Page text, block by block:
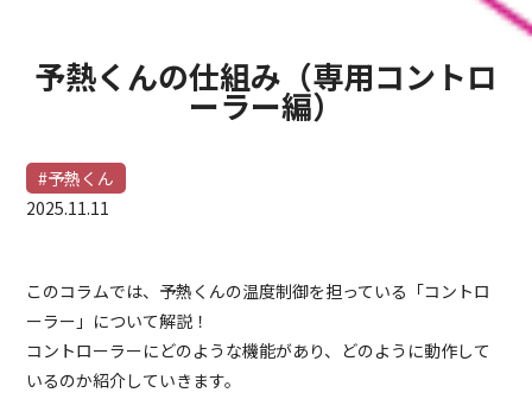
予熱くんの仕組み（専用コントロ
ーラー編）
#予熱くん
2025.11.11
このコラムでは、予熱くんの温度制御を担っている「コントロ
ーラー」について解説！
コントローラーにどのような機能があり、どのように動作して
いるのか紹介していきます。